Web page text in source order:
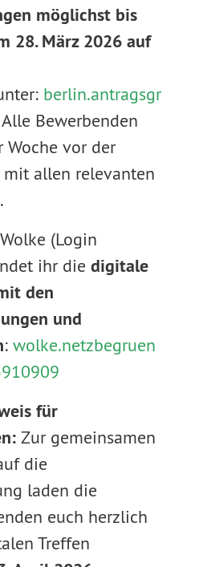
möglichst bis
28. März 2026 auf
berlin.antragsgr
Alle Bewerbenden
vor der
mit allen relevanten
(Login
ihr die digitale
den
und
: wolke.netzbegruen
für
Zur gemeinsamen
die
laden die
euch herzlich
Treffen